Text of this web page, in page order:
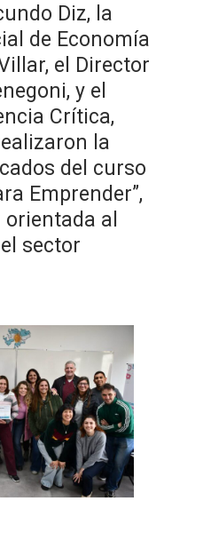
Diz, la
de Economía
el Director
y el
Crítica,
la
del curso
Emprender”,
al
sector